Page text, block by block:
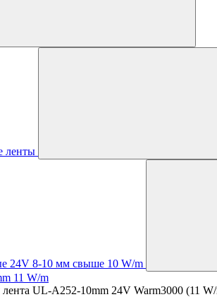
ленты
24V 8-10 мм свыше 10 W/m
11 W/m
лента UL-A252-10mm 24V Warm3000 (11